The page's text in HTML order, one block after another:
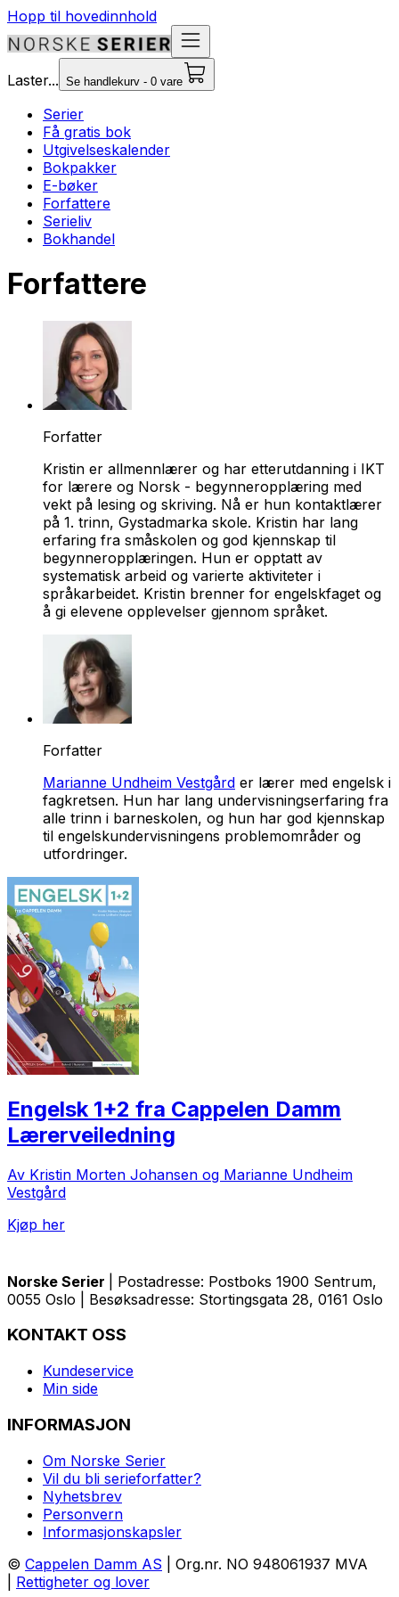
Hopp til hovedinnhold
Laster... Se handlekurv - 0 vare
Serier
Få gratis bok
Utgivelseskalender
Bokpakker
E-bøker
Forfattere
Serieliv
Bokhandel
Forfattere
Forfatter
Kristin er allmennlærer og har etterutdanning i IKT
for lærere og Norsk - begynneropplæring med
vekt på lesing og skriving. Nå er hun kontaktlærer
på 1. trinn, Gystadmarka skole. Kristin har lang
erfaring fra småskolen og god kjennskap til
begynneropplæringen. Hun er opptatt av
systematisk arbeid og varierte aktiviteter i
språkarbeidet. Kristin brenner for engelskfaget og
å gi elevene opplevelser gjennom språket.
Forfatter
Marianne Undheim Vestgård er lærer med engelsk i
fagkretsen. Hun har lang undervisningserfaring fra
alle trinn i barneskolen, og hun har god kjennskap
til engelskundervisningens problemområder og
utfordringer.
Engelsk 1+2 fra Cappelen Damm
Lærerveiledning
Av Kristin Morten Johansen og Marianne Undheim
Vestgård
Kjøp her
Norske Serier
| Postadresse: Postboks 1900 Sentrum,
0055 Oslo | Besøksadresse: Stortingsgata 28, 0161 Oslo
KONTAKT OSS
Kundeservice
Min side
INFORMASJON
Om Norske Serier
Vil du bli serieforfatter?
Nyhetsbrev
Personvern
Informasjonskapsler
© Cappelen Damm AS | Org.nr. NO 948061937 MVA
Rettigheter og lover